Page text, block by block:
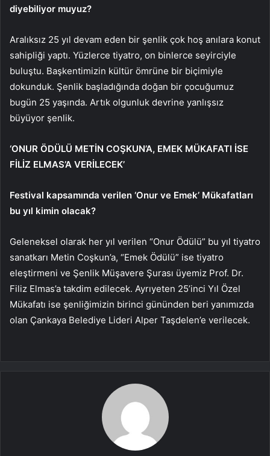
diyebiliyor muyuz?
Aralıksız 25 yıl devam eden bir şenlik çok hoş anılara konut
sahipliği yaptı. Yüzlerce tiyatro, on binlerce seyirciyle
buluştu. Başkentimizin kültür ömrüne bir biçimiyle
dokunduk. Şenlik başladığında doğan bir çocuğumuz
bugün 25 yaşında. Artık olgunluk devrine yanlışsız
büyüyor şenlik.
‘ONUR ÖDÜLÜ METİN COŞKUN’A, EMEK MÜKAFATI İSE
FİLİZ ELMAS’A VERİLECEK’
Festival kapsamında verilen ‘Onur ve Emek’ Mükafatları
bu yıl kimin olacak?
Geleneksel olarak her yıl verilen “Onur Ödülü” bu yıl tiyatro
sanatkarı Metin Coşkun’a, “Emek Ödülü” ise tiyatro
eleştirmeni ve Şenlik Müşavere Şurası üyemiz Prof. Dr.
Filiz Elmas’a takdim edilecek. Ayrıyeten 25’inci Yıl Özel
Mükafatı ise şenliğimizin birinci gününden beri yanımızda
olan Çankaya Belediye Lideri Alper Taşdelen’e verilecek.